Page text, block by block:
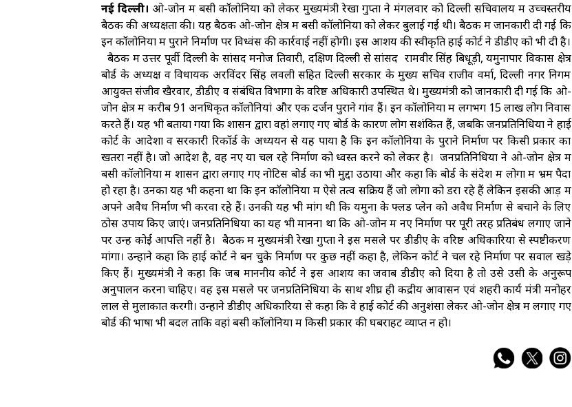
नई दिल्ली। ओ-जोन में बसी कॉलोनियों को लेकर मुख्यमंत्री रेखा गुप्ता ने मंगलवार को दिल्ली सचिवालय में उच्चस्तरीय
बैठक की अध्यक्षता की। यह बैठक ओ-जोन क्षेत्र में बसी कॉलोनियों को लेकर बुलाई गई थी। बैठक में जानकारी दी गई कि
इन कॉलोनियों में पुराने निर्माण पर विध्वंस की कार्रवाई नहीं होगी। इस आशय की स्वीकृति हाई कोर्ट ने डीडीए को भी दी है।
बैठक में उत्तर पूर्वी दिल्ली के सांसद मनोज तिवारी, दक्षिण दिल्ली से सांसद रामवीर सिंह बिधूड़ी, यमुनापार विकास क्षेत्र
बोर्ड के अध्यक्ष व विधायक अरविंदर सिंह लवली सहित दिल्ली सरकार के मुख्य सचिव राजीव वर्मा, दिल्ली नगर निगम
आयुक्त संजीव खैरवार, डीडीए व संबंधित विभागों के वरिष्ठ अधिकारी उपस्थित थे। मुख्यमंत्री को जानकारी दी गई कि ओ-
जोन क्षेत्र में करीब 91 अनधिकृत कॉलोनियां और एक दर्जन पुराने गांव हैं। इन कॉलोनियों में लगभग 15 लाख लोग निवास
करते हैं। यह भी बताया गया कि शासन द्वारा वहां लगाए गए बोर्ड के कारण लोग सशंकित हैं, जबकि जनप्रतिनिधियों ने हाई
कोर्ट के आदेशों व सरकारी रिकॉर्ड के अध्ययन से यह पाया है कि इन कॉलोनियों के पुराने निर्माण पर किसी प्रकार का
खतरा नहीं है। जो आदेश है, वह नए या चल रहे निर्माण को ध्वस्त करने को लेकर है। जनप्रतिनिधियों ने ओ-जोन क्षेत्र में
बसी कॉलोनियों में शासन द्वारा लगाए गए नोटिस बोर्ड का भी मुद्दा उठाया और कहा कि बोर्ड के संदेश में लोगों में भ्रम पैदा
हो रहा है। उनका यह भी कहना था कि इन कॉलोनियों में ऐसे तत्व सक्रिय हैं जो लोगों को डरा रहे हैं लेकिन इसकी आड़ में
अपने अवैध निर्माण भी करवा रहे हैं। उनकी यह भी मांग थी कि यमुना के फ्लड प्लेन को अवैध निर्माण से बचाने के लिए
ठोस उपाय किए जाएं। जनप्रतिनिधियों का यह भी मानना था कि ओ-जोन में नए निर्माण पर पूरी तरह प्रतिबंध लगाए जाने
पर उन्हें कोई आपत्ति नहीं है। बैठक में मुख्यमंत्री रेखा गुप्ता ने इस मसले पर डीडीए के वरिष्ठ अधिकारियों से स्पष्टीकरण
मांगा। उन्होंने कहा कि हाई कोर्ट ने बन चुके निर्माण पर कुछ नहीं कहा है, लेकिन कोर्ट ने चल रहे निर्माण पर सवाल खड़े
किए हैं। मुख्यमंत्री ने कहा कि जब माननीय कोर्ट ने इस आशय का जवाब डीडीए को दिया है तो उसे उसी के अनुरूप
अनुपालन करना चाहिए। वह इस मसले पर जनप्रतिनिधियों के साथ शीघ्र ही केंद्रीय आवासन एवं शहरी कार्य मंत्री मनोहर
लाल से मुलाकात करेंगी। उन्होंने डीडीए अधिकारियों से कहा कि वे हाई कोर्ट की अनुशंसा लेकर ओ-जोन क्षेत्र में लगाए गए
बोर्ड की भाषा भी बदलें ताकि वहां बसी कॉलोनियों में किसी प्रकार की घबराहट व्याप्त न हो।